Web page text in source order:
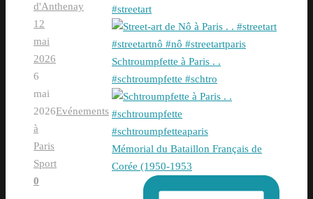
d'Anthenay
12
mai
2026
6
mai
2026Evénements
à
Paris
Sport
0
#streetart
Schtroumpfette à Paris . .
#schtroumpfette #schtro
Mémorial du Bataillon Français de
Corée (1950-1953